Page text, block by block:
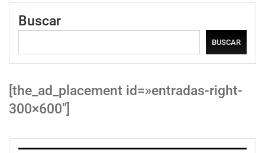
Buscar
BUSCAR
[the_ad_placement id=»entradas-right-
300×600″]